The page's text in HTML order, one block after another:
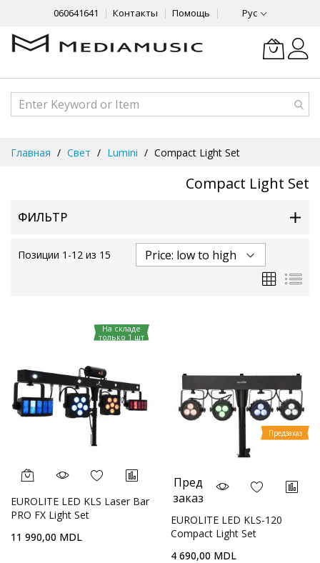
060641641 Контакты Помощь Рус
Главная Свет Lumini Compact Light Set
Compact Light Set
ФИЛЬТР
Позиции 1 -12 из 15
Сетка
На складе
только 1 шт
EUROLITE LED KLS Laser Bar
PRO FX Light Set
11 990,00 MDL
Предзаказ
Пред
заказ
EUROLITE LED KLS-120
Compact Light Set
4 690,00 MDL